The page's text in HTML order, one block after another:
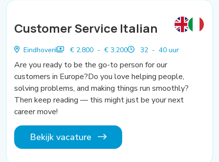
Customer Service Italian
Eindhoven € 2,800 - € 3,200 32 - 40 uur
Are you ready to be the go-to person for our
customers in Europe?Do you love helping people,
solving problems, and making things run smoothly?
Then keep reading — this might just be your next
career move!
Bekijk vacature